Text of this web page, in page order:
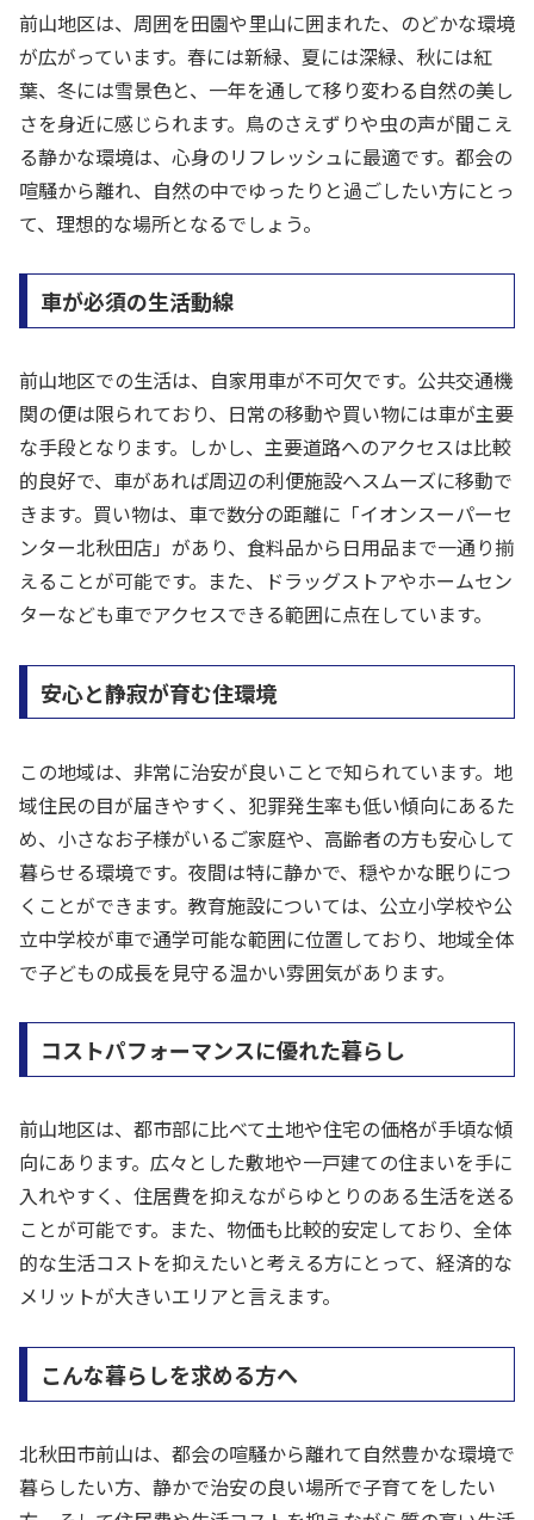
前山地区は、周囲を田園や里山に囲まれた、のどかな環境
が広がっています。春には新緑、夏には深緑、秋には紅
葉、冬には雪景色と、一年を通して移り変わる自然の美し
さを身近に感じられます。鳥のさえずりや虫の声が聞こえ
る静かな環境は、心身のリフレッシュに最適です。都会の
喧騒から離れ、自然の中でゆったりと過ごしたい方にとっ
て、理想的な場所となるでしょう。
車が必須の生活動線
前山地区での生活は、自家用車が不可欠です。公共交通機
関の便は限られており、日常の移動や買い物には車が主要
な手段となります。しかし、主要道路へのアクセスは比較
的良好で、車があれば周辺の利便施設へスムーズに移動で
きます。買い物は、車で数分の距離に「イオンスーパーセ
ンター北秋田店」があり、食料品から日用品まで一通り揃
えることが可能です。また、ドラッグストアやホームセン
ターなども車でアクセスできる範囲に点在しています。
安心と静寂が育む住環境
この地域は、非常に治安が良いことで知られています。地
域住民の目が届きやすく、犯罪発生率も低い傾向にあるた
め、小さなお子様がいるご家庭や、高齢者の方も安心して
暮らせる環境です。夜間は特に静かで、穏やかな眠りにつ
くことができます。教育施設については、公立小学校や公
立中学校が車で通学可能な範囲に位置しており、地域全体
で子どもの成長を見守る温かい雰囲気があります。
コストパフォーマンスに優れた暮らし
前山地区は、都市部に比べて土地や住宅の価格が手頃な傾
向にあります。広々とした敷地や一戸建ての住まいを手に
入れやすく、住居費を抑えながらゆとりのある生活を送る
ことが可能です。また、物価も比較的安定しており、全体
的な生活コストを抑えたいと考える方にとって、経済的な
メリットが大きいエリアと言えます。
こんな暮らしを求める方へ
北秋田市前山は、都会の喧騒から離れて自然豊かな環境で
暮らしたい方、静かで治安の良い場所で子育てをしたい